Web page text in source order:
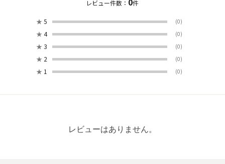
レビュー件数： 件
★ 5 (0)
★ 4 (0)
★ 3 (0)
★ 2 (0)
★ 1 (0)
レビューはありません。